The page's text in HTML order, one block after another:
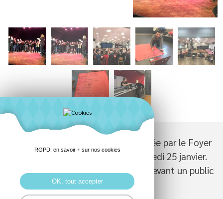
La soirée Bouffées de Rire, organisée par le Foyer
des Jeunes, a fait salle comble samedi 25 janvier.
Deux humoristes se sont produits devant un public
conquis.
RGPD, en savoir + sur nos cookies
OK, tout accepter